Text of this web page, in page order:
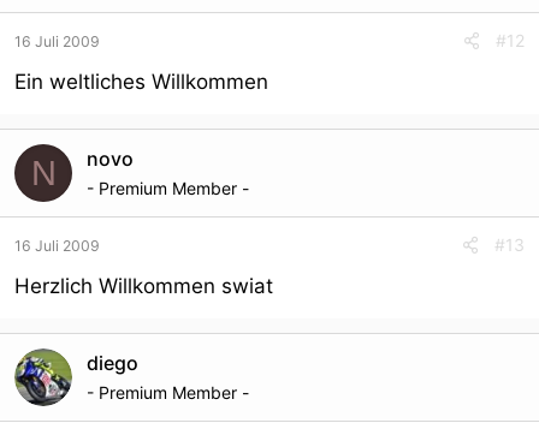
16 Juli 2009 #12
Ein weltliches Willkommen
N novo
- Premium Member -
16 Juli 2009 #13
Herzlich Willkommen swiat
diego
- Premium Member -